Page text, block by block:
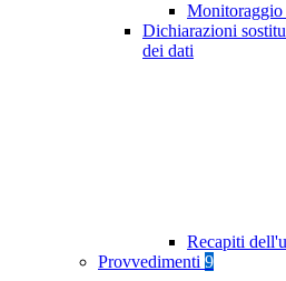
Monitoraggio
Dichiarazioni
dei dati
Recapiti
Provvedimenti 9